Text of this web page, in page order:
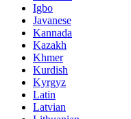
Igbo
Javanese
Kannada
Kazakh
Khmer
Kurdish
Kyrgyz
Latin
Latvian